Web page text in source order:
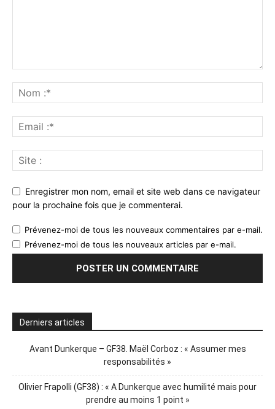
Enregistrer mon nom, email et site web dans ce navigateur
pour la prochaine fois que je commenterai.
Prévenez-moi de tous les nouveaux commentaires par e-mail.
Prévenez-moi de tous les nouveaux articles par e-mail.
Derniers articles
Avant Dunkerque – GF38. Maël Corboz : « Assumer mes
responsabilités »
Olivier Frapolli (GF38) : « A Dunkerque avec humilité mais pour
prendre au moins 1 point »